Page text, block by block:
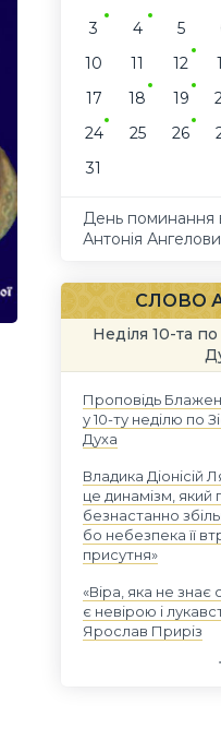
3
4 5
10
11 12
17
18 19
24
25 26
31
День поминання
Антонія
СЛОВО
Неділя 10-та по
Проповідь
у 10-ту неділю по
Духа
Владика Діонісій
це динамізм, який
безнастанно
бо небезпека її
присутня»
«Віра, яка не знає
є невірою і
Ярослав Приріз